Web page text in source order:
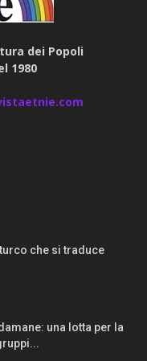
dei Popoli
1980
che si traduce
una lotta per la